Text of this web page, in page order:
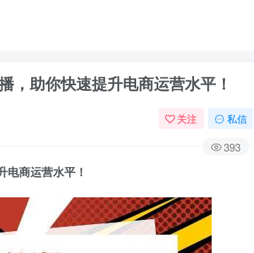
，助你快速提升电商运营水平！
关注 私信
393
商运营水平！